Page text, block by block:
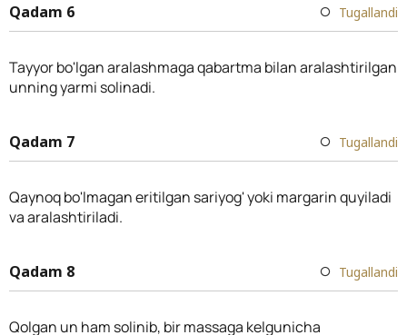
Qadam 6 Tugallandi
Tayyor bo'lgan aralashmaga qabartma bilan aralashtirilgan
unning yarmi solinadi.
Qadam 7 Tugallandi
Qaynoq bo'lmagan eritilgan sariyog' yoki margarin quyiladi
va aralashtiriladi.
Qadam 8 Tugallandi
Qolgan un ham solinib, bir massaga kelgunicha